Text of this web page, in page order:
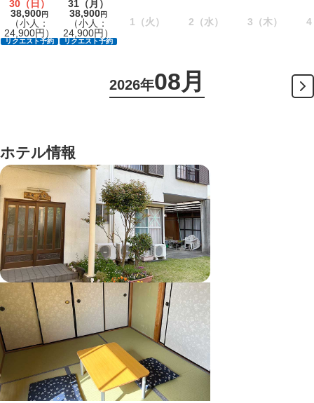
30 （日）
38,900円
（小人：
24,900円）
リクエスト予約
31 （月）
38,900円
（小人：
24,900円）
リクエスト予約
1 （火） 2 （水） 3 （木） 4
2026年08月
ホテル情報